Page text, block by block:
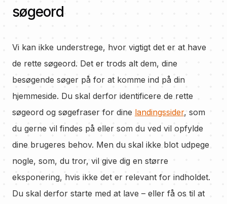
søgeord
Vi kan ikke understrege, hvor vigtigt det er at have
de rette søgeord. Det er trods alt dem, dine
besøgende søger på for at komme ind på din
hjemmeside. Du skal derfor identificere de rette
søgeord og søgefraser for dine landingssider, som
du gerne vil findes på eller som du ved vil opfylde
dine brugeres behov. Men du skal ikke blot udpege
nogle, som, du tror, vil give dig en større
eksponering, hvis ikke det er relevant for indholdet.
Du skal derfor starte med at lave – eller få os til at